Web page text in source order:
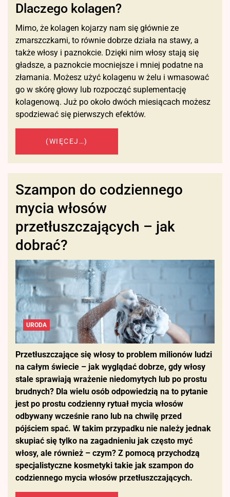
Dlaczego kolagen?
Mimo, że kolagen kojarzy nam się głównie ze
zmarszczkami, to równie dobrze działa na stawy, a
także włosy i paznokcie. Dzięki nim włosy stają się
gładsze, a paznokcie mocniejsze i mniej podatne na
złamania. Możesz użyć kolagenu w żelu i wmasować
go w skórę głowy lub rozpocząć suplementację
kolagenową. Już po około dwóch miesiącach możesz
spodziewać się pierwszych efektów.
(WIĘCEJ…)
Szampon do codziennego
mycia włosów
przetłuszczających – jak
dobrać?
URODA
Przetłuszczające się włosy to problem milionów ludzi
na całym świecie – jak wyglądać dobrze, gdy włosy
stale sprawiają wrażenie niedomytych lub po prostu
brudnych? Dla wielu osób odpowiedzią na to pytanie
jest po prostu codzienny rytuał mycia włosów
odbywany wcześnie rano lub na chwilę przed
pójściem spać. W takim przypadku nie należy jednak
skupiać się tylko na zagadnieniu jak często myć
włosy, ale również – czym? Z pomocą przychodzą
specjalistyczne kosmetyki takie jak szampon do
codziennego mycia włosów przetłuszczających.